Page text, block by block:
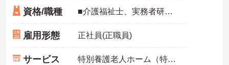
資格/職種 ■介護福祉士、実務者研修（ヘルパー1級）、初任者研修（ヘルパー2級）、社会福祉主事のいずれか ■普通自動車免許（AT限定可）
雇用形態 正社員(正職員)
サービス 特別養護老人ホーム（特養）